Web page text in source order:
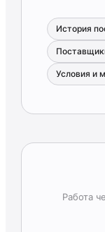
История
Условия и
Работа